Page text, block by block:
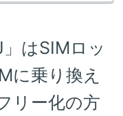
はSIMロッ
に乗り換え
リー化の方